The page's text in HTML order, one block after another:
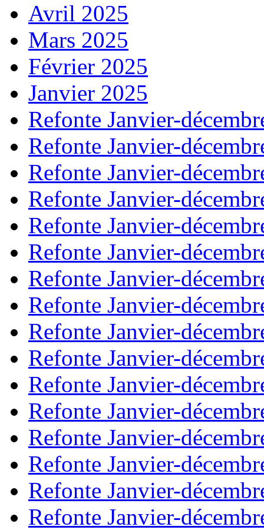
Avril 2025
Mars 2025
Février 2025
Janvier 2025
Refonte Janvier-
Refonte Janvier-
Refonte Janvier-
Refonte Janvier-
Refonte Janvier-
Refonte Janvier-
Refonte Janvier-
Refonte Janvier-
Refonte Janvier-
Refonte Janvier-
Refonte Janvier-
Refonte Janvier-
Refonte Janvier-
Refonte Janvier-
Refonte Janvier-
Refonte Janvier-